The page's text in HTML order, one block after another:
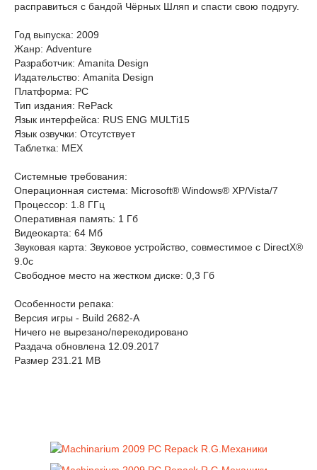
расправиться с бандой Чёрных Шляп и спасти свою подругу.
Год выпуска: 2009
Жанр: Adventure
Разработчик: Amanita Design
Издательство: Amanita Design
Платформа: PC
Тип издания: RePack
Язык интерфейса: RUS ENG MULTi15
Язык озвучки: Отсутствует
Таблетка: MEX
Системные требования:
Операционная система: Microsoft® Windows® XP/Vista/7
Процессор: 1.8 ГГц
Оперативная память: 1 Гб
Видеокарта: 64 Мб
Звуковая карта: Звуковое устройство, совместимое с DirectX®
9.0с
Свободное место на жестком диске: 0,3 Гб
Особенности репака:
Версия игры - Build 2682-A
Ничего не вырезано/перекодировано
Раздача обновлена 12.09.2017
Размер 231.21 MB